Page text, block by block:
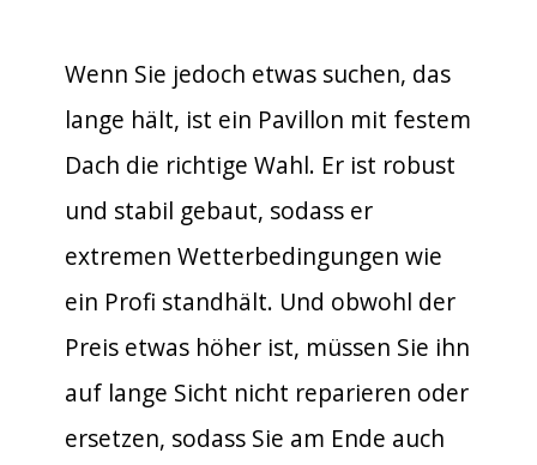
Wenn Sie jedoch etwas suchen, das
lange hält, ist ein Pavillon mit festem
Dach die richtige Wahl. Er ist robust
und stabil gebaut, sodass er
extremen Wetterbedingungen wie
ein Profi standhält. Und obwohl der
Preis etwas höher ist, müssen Sie ihn
auf lange Sicht nicht reparieren oder
ersetzen, sodass Sie am Ende auch